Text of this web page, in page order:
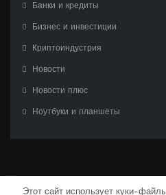
Банки и кредиты
Бизнес и инвестиции
Криптоиндустрия
Новости
Новости плюс
Ноутбуки и планшеты
Этот сайт использует куки-